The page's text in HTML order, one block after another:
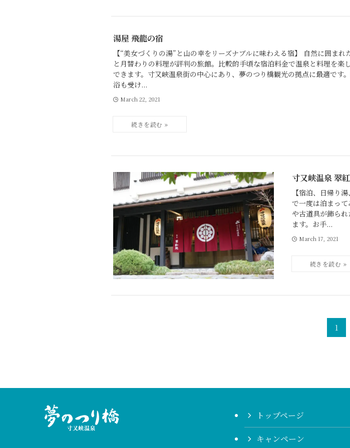
湯屋 飛龍の宿
【“美女づくりの湯”と山の幸をリーズナブルに味わえる宿】 自然に囲まれ
と月替わりの料理が評判の旅館。比較的手頃な宿泊料金で温泉と料理を楽
できます。寸又峡温泉街の中心にあり、夢のつり橋観光の拠点に最適です
浴も受け...
March 22, 2021
寸又峡温泉 翠
【宿泊、日帰り
で一度は泊まっ
や古道具が飾ら
ます。お手...
March 17, 2021
1
トップページ
キャンペーン